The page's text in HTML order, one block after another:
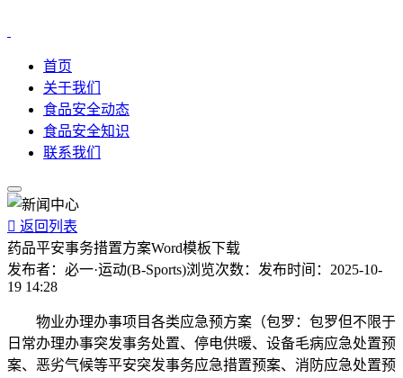
首页
关于我们
食品安全动态
食品安全知识
联系我们
 返回列表
药品平安事务措置方案Word模板下载
发布者： 必一·运动(B-Sports)浏览次数： 发布时间： 2025-10-
19 14:28
物业办理办事项目各类应急预方案（包罗：包罗但不限于
日常办理办事突发事务处置、停电供暖、设备毛病应急处置预
案、恶劣气候等平安突发事务应急措置预案、消防应急处置预